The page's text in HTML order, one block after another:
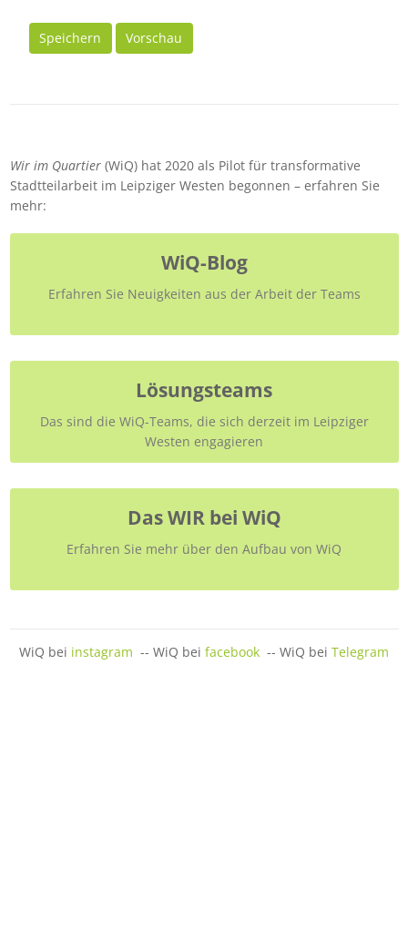
Speichern Vorschau
Wir im Quartier(WiQ) hat 2020 als Pilot für transformative
Stadtteilarbeit im Leipziger Westen begonnen – erfahren Sie
mehr:
WiQ-Blog
Erfahren Sie Neuigkeiten aus der Arbeit der Teams
Lösungsteams
Das sind die WiQ-Teams, die sich derzeit im Leipziger
Westen engagieren
Das WIR bei WiQ
Erfahren Sie mehr über den Aufbau von WiQ
WiQ bei instagram -- WiQ bei facebook -- WiQ bei Telegram